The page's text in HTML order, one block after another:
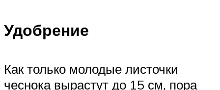
Удобрение
Как только молодые листочки
чеснока вырастут до 15 см, пора